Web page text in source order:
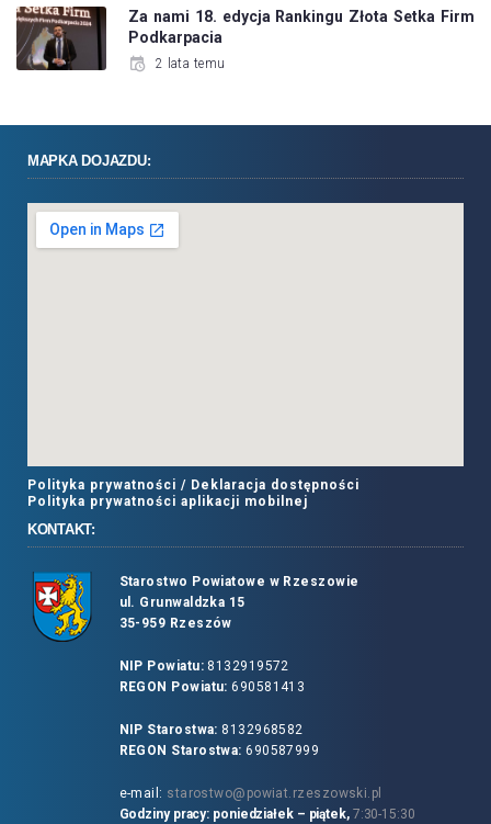
Za nami 18. edycja Rankingu Złota Setka Firm
Podkarpacia
2 lata temu
MAPKA DOJAZDU:
Polityka prywatności / Deklaracja dostępności
Polityka prywatności aplikacji mobilnej
KONTAKT:
Starostwo Powiatowe w Rzeszowie
ul. Grunwaldzka 15
35-959 Rzeszów
NIP Powiatu:8132919572
REGON Powiatu: 690581413
NIP Starostwa: 8132968582
REGON Starostwa: 690587999
e-mail: starostwo@powiat.rzeszowski.pl
Godziny pracy: poniedziałek – piątek, 7:30-15:30